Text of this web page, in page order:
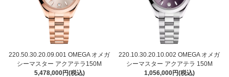
220.50.30.20.09.001 OMEGA オメガ
シーマスター アクアテラ150M
5,478,000円(税込)
220.10.30.20.10.002 OMEGA オメガ
シーマスター アクアテラ 150M
1,056,000円(税込)